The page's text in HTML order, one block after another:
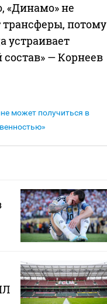
«Динамо» не
трансферы, потому
устраивает
— Корнеев
может получиться в